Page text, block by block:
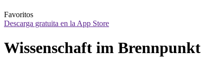
Favoritos
Descarga gratuita en la App Store
Wissenschaft im Brennpunkt